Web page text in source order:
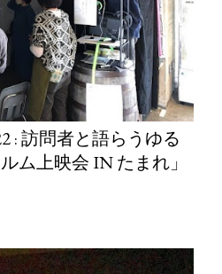
: 訪問者と語らうゆる
ム上映会 IN たまれ」